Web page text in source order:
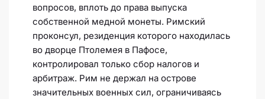
вопросов, вплоть до права выпуска
собственной медной монеты. Римский
проконсул, резиденция которого находилась
во дворце Птолемея в Пафосе,
контролировал только сбор налогов и
арбитраж. Рим не держал на острове
значительных военных сил, ограничиваясь